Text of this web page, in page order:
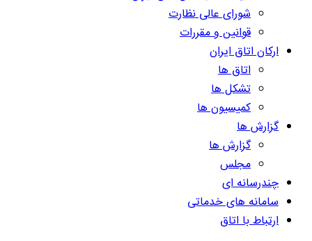
شورای عالی نظارت
قوانین و مقررات
ارکان اتاق ایران
اتاق ها
تشکل ها
کمیسیون ها
گزارش ها
گزارش ها
مجلس
چندرسانه ای
سامانه های خدماتی
ارتباط با اتاق